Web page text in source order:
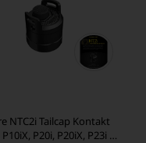
NTC2i Tailcap Kontakt
P20i, P20iX, P23i &